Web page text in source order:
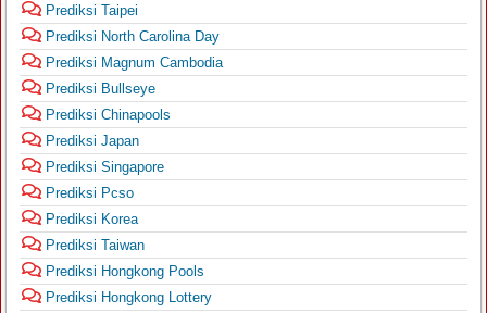
Prediksi Taipei
Prediksi North Carolina Day
Prediksi Magnum Cambodia
Prediksi Bullseye
Prediksi Chinapools
Prediksi Japan
Prediksi Singapore
Prediksi Pcso
Prediksi Korea
Prediksi Taiwan
Prediksi Hongkong Pools
Prediksi Hongkong Lottery